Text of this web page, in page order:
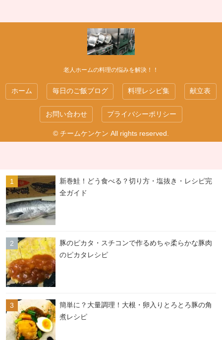
老人ホームの料理の悩みを解決！！
ホーム 毎日のご飯ブログ 料理レシピ集 献立表
お問い合わせ プライバシーポリシー
© チームケンケン All rights reserved.
新巻鮭！どう食べる？切り方・塩抜き・レシピ完
全ガイド
豚のピカタ・スチコンで作るめちゃ柔らかな豚肉
のピカタレシピ
簡単に？大量調理！大根・卵入りとろとろ豚の角
煮レシピ